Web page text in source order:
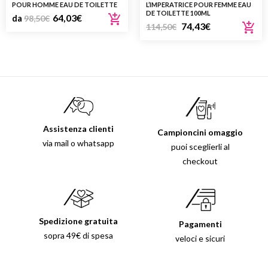
POUR HOMME EAU DE TOILETTE
da 98,50€ 64,03€
L’IMPERATRICE POUR FEMME EAU
DE TOILETTE 100ML
114,50€ 74,43€
Assistenza clienti
via mail o whatsapp
Campioncini omaggio
puoi sceglierli al
checkout
Spedizione gratuita
sopra 49€ di spesa
Pagamenti
veloci e sicuri